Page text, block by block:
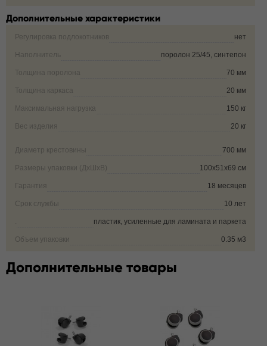
Дополнительные характеристики
Регулировка подлокотников нет
Наполнитель поролон 25/45, синтепон
Толщина поролона 70 мм
Толщина каркаса 20 мм
Максимальная нагрузка 150 кг
Вес изделия 20 кг
Диаметр крестовины 700 мм
Размеры упаковки (ДxШxВ) 100х51х69 см
Гарантия 18 месяцев
Срок службы 10 лет
. пластик, усиленные для ламината и паркета
Объем упаковки 0.35 м3
Дополнительные товары